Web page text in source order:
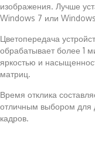
изображения. Лучше
Windows 7 или
Цветопередача
обрабатывает более 1
яркостью и
матриц.
Время отклика
отличным выбором для
кадров.